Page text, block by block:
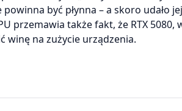
być płynna – a skoro udało
przemawia także fakt, że RTX 5080,
winę na zużycie urządzenia.